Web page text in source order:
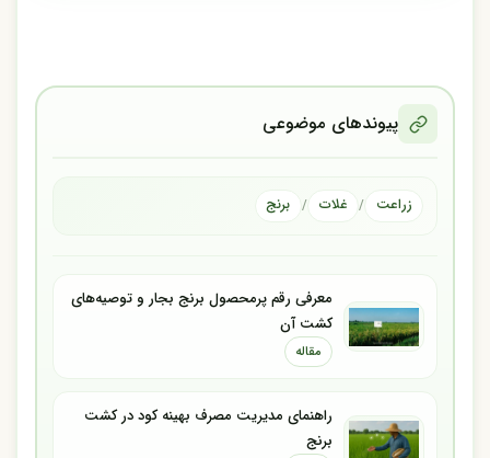
پیوندهای موضوعی
زراعت / غلات / برنج
معرفی رقم پرمحصول برنج بجار و توصیه‌های
کشت آن
مقاله
راهنمای مدیریت مصرف بهینه کود در کشت
برنج